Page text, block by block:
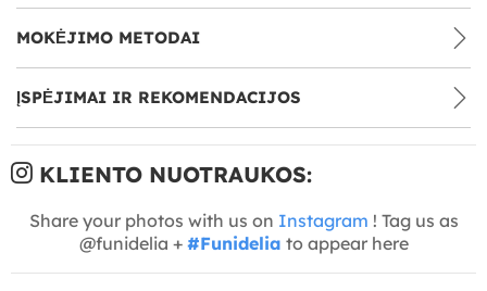
MOKĖJIMO METODAI
ĮSPĖJIMAI IR REKOMENDACIJOS
KLIENTO NUOTRAUKOS:
Share your photos with us on Instagram ! Tag us as
@funidelia + #Funidelia to appear here